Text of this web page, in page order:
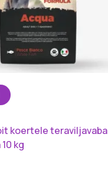
koertele teraviljavaba
kg